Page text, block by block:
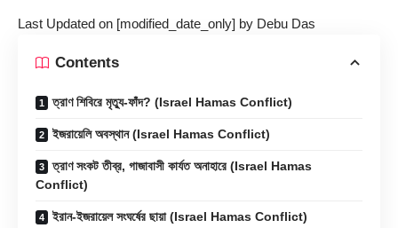
Last Updated on [modified_date_only] by Debu Das
Contents
ত্রাণ শিবিরে মৃত্যু-ফাঁদ? (Israel Hamas Conflict)
ইজরায়েলি অবস্থান (Israel Hamas Conflict)
ত্রাণ সংকট তীব্র, গাজাবাসী কার্যত অনাহারে (Israel Hamas
Conflict)
ইরান-ইজরায়েল সংঘর্ষের ছায়া (Israel Hamas Conflict)